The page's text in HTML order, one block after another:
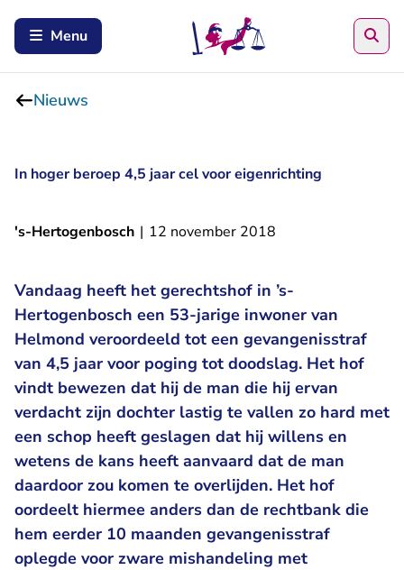
Menu
Nieuws
In hoger beroep 4,5 jaar cel voor eigenrichting
's-Hertogenbosch | 12 november 2018
Vandaag heeft het gerechtshof in ’s-
Hertogenbosch een 53-jarige inwoner van
Helmond veroordeeld tot een gevangenisstraf
van 4,5 jaar voor poging tot doodslag. Het hof
vindt bewezen dat hij de man die hij ervan
verdacht zijn dochter lastig te vallen zo hard met
een schop heeft geslagen dat hij willens en
wetens de kans heeft aanvaard dat de man
daardoor zou komen te overlijden. Het hof
oordeelt hiermee anders dan de rechtbank die
hem eerder 10 maanden gevangenisstraf
oplegde voor zware mishandeling met